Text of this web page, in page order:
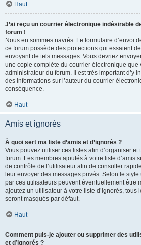
Haut
J’ai reçu un courrier électronique indésirable
forum !
Nous en sommes navrés. Le formulaire d’envoi
ce forum possède des protections qui essaient
envoyant de tels messages. Vous devriez
une copie complète du courrier électronique que
administrateur du forum. Il est très important d’y
des informations sur l’auteur du courrier
conséquence.
Haut
Amis et ignorés
À quoi sert ma liste d’amis et d’ignorés ?
Vous pouvez utiliser ces listes afin d’organiser
forum. Les membres ajoutés à votre liste d’amis
de contrôle de l’utilisateur afin de consulter
leur envoyer des messages privés. Selon le
par ces utilisateurs peuvent éventuellement être
ajoutez un utilisateur à votre liste d’ignorés, tous
seront masqués par défaut.
Haut
Comment puis-je ajouter ou supprimer des
et d’ignorés ?